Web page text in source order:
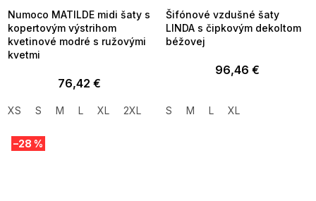
Numoco MATILDE midi šaty s
kopertovým výstrihom
kvetinové modré s ružovými
kvetmi
76,42 €
XS S M L XL 2XL
Šifónové vzdušné šaty
LINDA s čipkovým dekoltom
béžovej
96,46 €
S M L XL
–28 %